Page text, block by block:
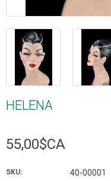
HELENA
55,00$CA
SKU: 40-00001